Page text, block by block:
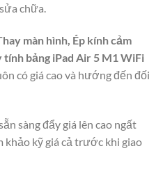
chữa.
màn hình, Ép kính cảm
bảng iPad Air 5 M1 WiFi
có giá cao và hướng đến đối
sàng đẩy giá lên cao ngất
khảo kỹ giá cả trước khi giao